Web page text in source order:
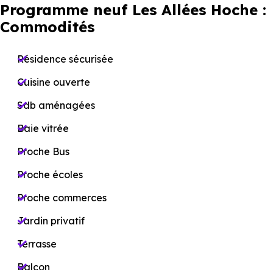
Programme neuf Les Allées Hoche :
Commodités
Résidence sécurisée
Cuisine ouverte
Sdb aménagées
Baie vitrée
Proche Bus
Proche écoles
Proche commerces
Jardin privatif
Terrasse
Balcon